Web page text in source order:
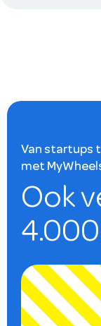
Van startups
met
Ook